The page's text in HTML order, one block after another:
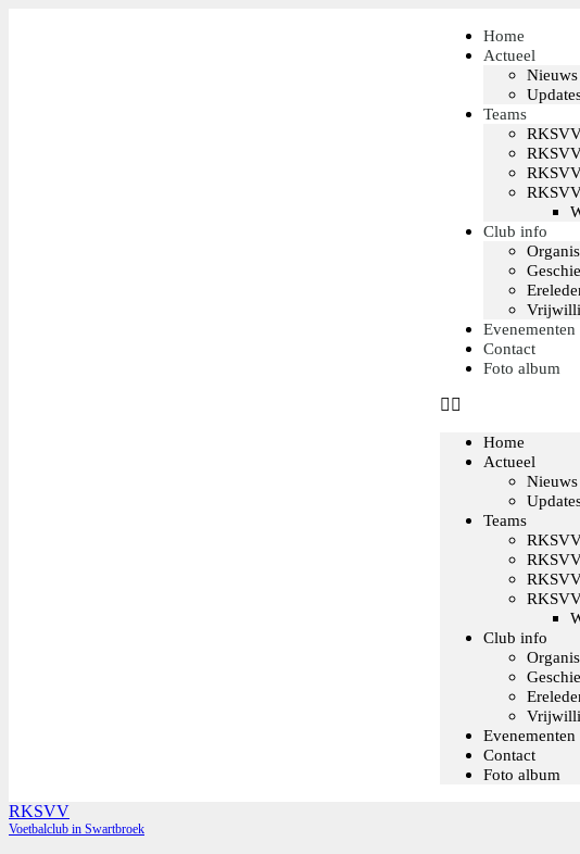
Home
Actueel
Nieuws
Teams
Club info
Evenementen
Contact
Foto album
Home
Actueel
Nieuws
Teams
Club info
Evenementen
Contact
Foto album
RKSVV
Voetbalclub in Swartbroek